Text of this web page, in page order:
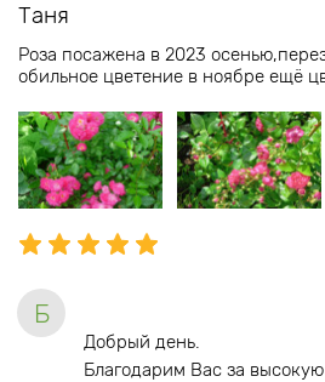
Таня
Роза посажена в 2023
обильное цветение в ноябре ещё
Б
Добрый день.
Благодарим Вас за